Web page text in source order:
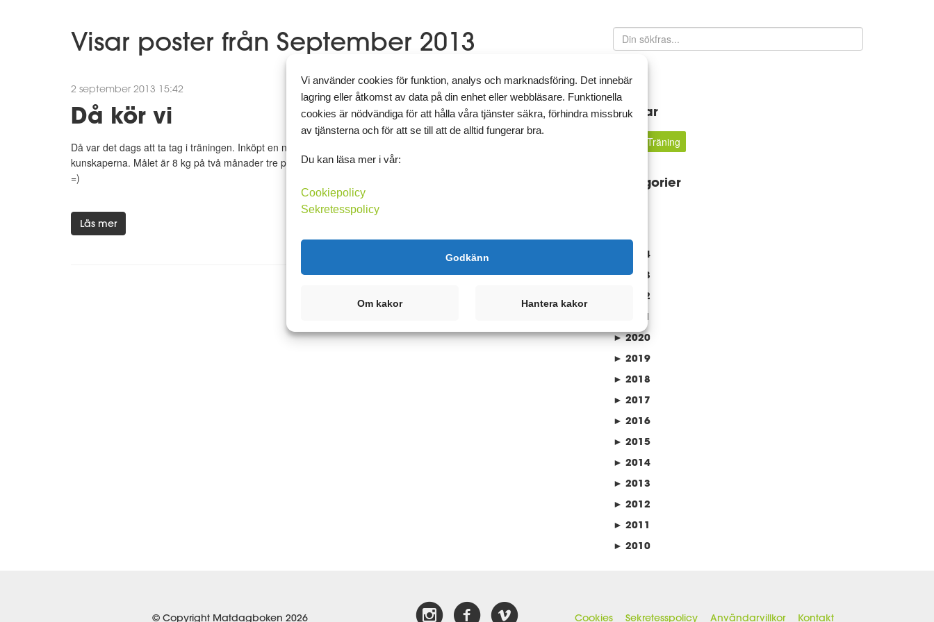
Visar poster från September 2013
2 september 2013 15:42
Då kör vi
Då var det dags att ta tag i träningen. Inköpt en ny hushållsmaskin för att kunna baka och piffa upp matlagnings
kunskaperna. Målet är 8 kg på två månader tre pass brottning i veckan och ett Cardio pass. Trevligt att komma i gång
=)
Läs mer
Taggar
Träning
Kategorier
2024
►2023
2022
2021
►2020
► 2019
► 2018
► 2017
► 2016
► 2015
► 2014
► 2013
► 2012
► 2011
► 2010
© Copyright Matdagboken 2026 Cookies Sekretesspolicy Användarvillkor Kontakt
Vi använder cookies för funktion, analys och marknadsföring. Det innebär
lagring eller åtkomst av data på din enhet eller webbläsare. Funktionella
cookies är nödvändiga för att hålla våra tjänster säkra, förhindra missbruk
av tjänsterna och för att se till att de alltid fungerar bra.
Du kan läsa mer i vår:
Cookiepolicy
Sekretesspolicy
Godkänn
Om kakor Hantera kakor